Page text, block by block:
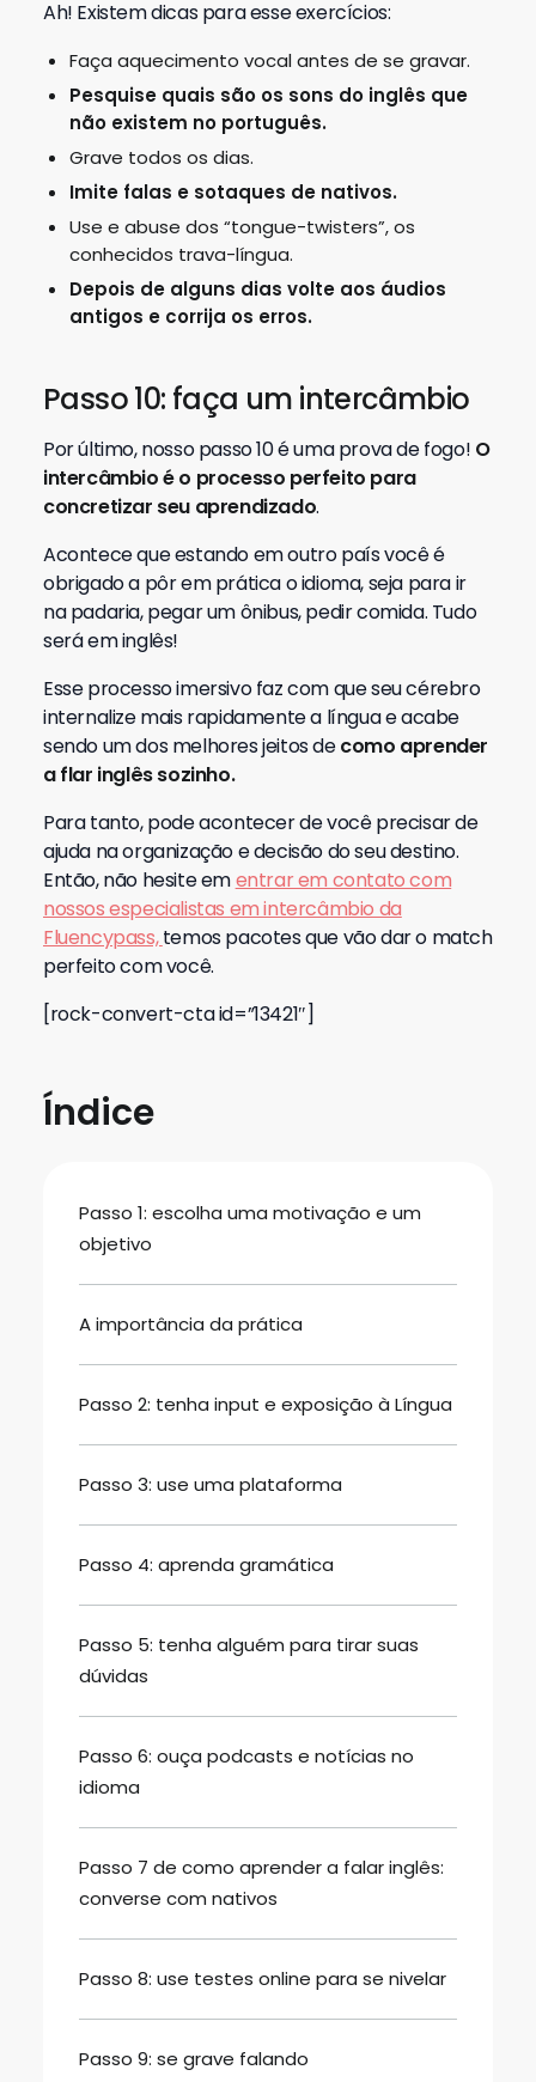
Ah! Existem dicas para esse exercícios:
Faça aquecimento vocal antes de se gravar.
Pesquise quais são os sons do inglês que
não existem no português.
Grave todos os dias.
Imite falas e sotaques de nativos.
Use e abuse dos “tongue-twisters”, os
conhecidos trava-língua.
Depois de alguns dias volte aos áudios
antigos e corrija os erros.
Passo 10: faça um intercâmbio
Por último, nosso passo 10 é uma prova de fogo! O
intercâmbio é o processo perfeito para
concretizar seu aprendizado.
Acontece que estando em outro país você é
obrigado a pôr em prática o idioma, seja para ir
na padaria, pegar um ônibus, pedir comida. Tudo
será em inglês!
Esse processo imersivo faz com que seu cérebro
internalize mais rapidamente a língua e acabe
sendo um dos melhores jeitos decomo aprender
a flar inglês sozinho.
Para tanto, pode acontecer de você precisar de
ajuda na organização e decisão do seu destino.
Então, não hesite ementrar em contato com
nossos especialistas em intercâmbio da
Fluencypass,temos pacotes que vão dar o match
perfeito com você.
[rock-convert-cta id=”13421″]
Índice
Passo 1: escolha uma motivação e um
objetivo
A importância da prática
Passo 2: tenha input e exposição à Língua
Passo 3: use uma plataforma
Passo 4: aprenda gramática
Passo 5: tenha alguém para tirar suas
dúvidas
Passo 6: ouça podcasts e notícias no
idioma
Passo 7 de como aprender a falar inglês:
converse com nativos
Passo 8: use testes online para se nivelar
Passo 9: se grave falando